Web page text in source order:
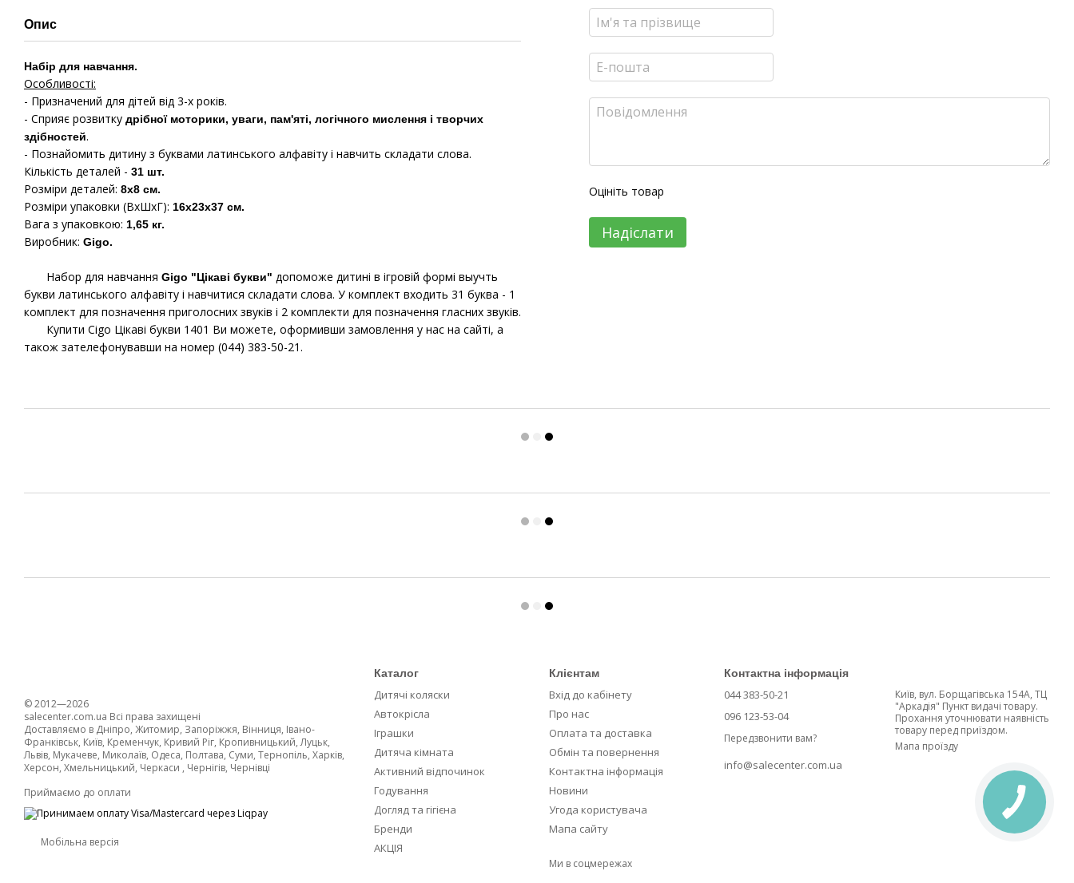
Опис
Набір для навчання.
Особливості:
- Призначений для дітей від 3-х років.
- Сприяє розвитку дрібної моторики, уваги, пам'яті, логічного мислення і творчих
здібностей.
- Познайомить дитину з буквами латинського алфавіту і навчить складати слова.
Кількість деталей - 31 шт.
Розміри деталей: 8х8 см.
Розміри упаковки (ВхШхГ): 16х23х37 см.
Вага з упаковкою: 1,65 кг.
Виробник: Gigo.
Набор для навчання Gigo "Цікаві букви" допоможе дитині в ігровій формі выучть
букви латинського алфавіту і навчитися складати слова. У комплект входить 31 буква - 1
комплект для позначення приголосних звуків і 2 комплекти для позначення гласних звуків.
Купити Cigo Цікаві букви 1401 Ви можете, оформивши замовлення у нас на сайті, а
також зателефонувавши на номер (044) 383-50-21.
Оцініть товар
Надіслати
© 2012—2026
salecenter.com.ua Всі права захищені
Доставляємо в Дніпро, Житомир, Запоріжжя, Вінниця, Івано-
Франківськ, Київ, Кременчук, Кривий Ріг, Кропивницький, Луцьк,
Львів, Мукачеве, Миколаїв, Одеса, Полтава, Суми, Тернопіль, Харків,
Херсон, Хмельницький, Черкаси , Чернігів, Чернівці
Приймаємо до оплати
Мобільна версія
Каталог
Дитячі коляски
Автокрісла
Іграшки
Дитяча кімната
Активний відпочинок
Годування
Догляд та гігієна
Бренди
АКЦІЯ
Клієнтам
Вхід до кабінету
Про нас
Оплата та доставка
Обмін та повернення
Контактна інформація
Новини
Угода користувача
Мапа сайту
Ми в соцмережах
Контактна інформація
044 383-50-21
096 123-53-04
Передзвонити вам?
info@salecenter.com.ua
Київ, вул. Борщагівська 154А, ТЦ
"Аркадія" Пункт видачі товару.
Прохання уточнювати наявність
товару перед приїздом.
Мапа проїзду